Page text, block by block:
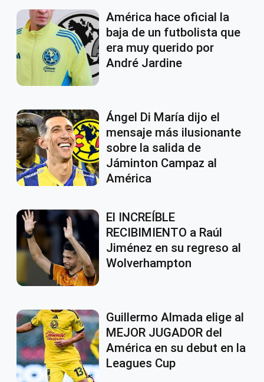
América hace oficial la
baja de un futbolista que
era muy querido por
André Jardine
Ángel Di María dijo el
mensaje más ilusionante
sobre la salida de
Jáminton Campaz al
América
El INCREÍBLE
RECIBIMIENTO a Raúl
Jiménez en su regreso al
Wolverhampton
Guillermo Almada elige al
MEJOR JUGADOR del
América en su debut en la
Leagues Cup